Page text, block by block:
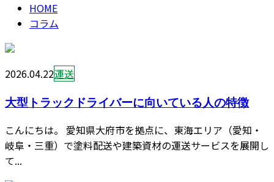
HOME
コラム
2026.04.22運送
大型トラックドライバーに向いている人の特徴
こんにちは。 愛知県大府市を拠点に、東海エリア（愛知・
岐阜・三重）で塗料配送や建築資材の運送サービスを展開し
て...